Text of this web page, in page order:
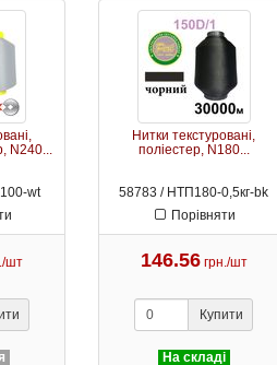
N240...
wt
шт
Нитки текстуровані,
поліестер, N180...
58783 / НТП180-0,5кг-bk
Порівняти
146.56 грн./шт
Купити
На складі